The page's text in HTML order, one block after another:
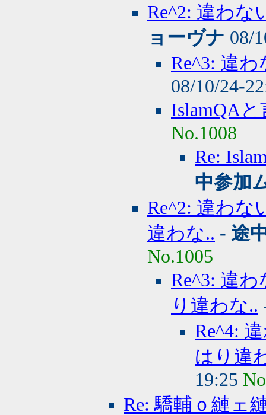
Re^2: 違わ
ョーヴナ 08/
Re^3: 違
08/10/24-
IslamQA
No.1008
Re:
中参加
Re^2: 違わ
違わな.. - 途
No.1005
Re^3: 違
り違わな..
Re^4:
はり違
19:25
Re: 驕輔ｏ縺